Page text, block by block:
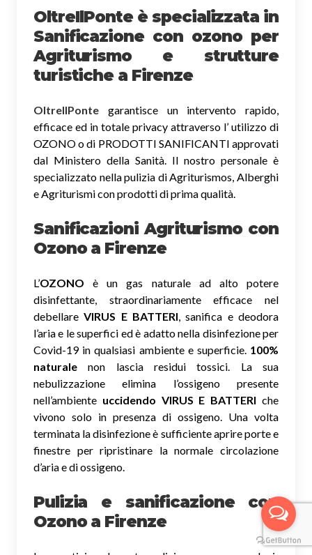
OltreIlPonte è specializzata in
Sanificazione con ozono per
Agriturismo e strutture
turistiche a Firenze
OltreIlPonte garantisce un intervento rapido,
efficace ed in totale privacy attraverso l’ utilizzo di
OZONO o di PRODOTTI SANIFICANTI approvati
dal Ministero della Sanità. Il nostro personale è
specializzato nella pulizia di Agriturismos, Alberghi
e Agriturismi con prodotti di prima qualità.
Sanificazioni Agriturismo con
Ozonoa Firenze
L’OZONO è un gas naturale ad alto potere
disinfettante, straordinariamente efficace nel
debellareVIRUS E BATTERI, sanifica e deodora
l’aria e le superfici ed è adatto nella disinfezione per
Covid-19 in qualsiasi ambiente e superficie. 100%
naturale non lascia residui tossici. La sua
nebulizzazione elimina l’ossigeno presente
nell’ambiente uccidendo VIRUS E BATTERI che
vivono solo in presenza di ossigeno. Una volta
terminata la disinfezione è sufficiente aprire porte e
finestre per ripristinare la normale circolazione
d’aria e di ossigeno.
Pulizia e sanificazione con
Ozono a Firenze